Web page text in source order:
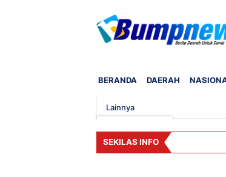
BERANDA DAERAH
Lainnya
SEKILAS INFO